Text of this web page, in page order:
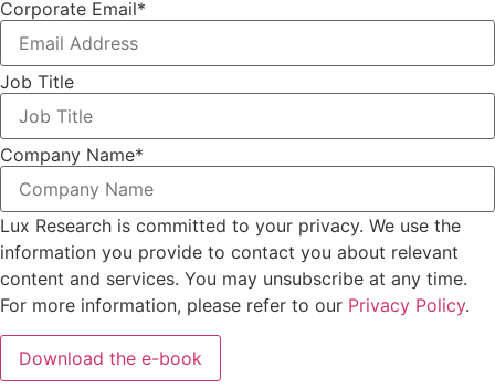
Corporate Email*
Job Title
Company Name*
Lux Research is committed to your privacy. We use the
information you provide to contact you about relevant
content and services. You may unsubscribe at any time.
For more information, please refer to our Privacy Policy.